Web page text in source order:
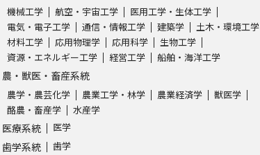
機械工学 航空・宇宙工学
医用工学・生体工学
電気・電子工学
通信・情報工学 建築学
土木・環境工学
材料工学
応用物理学 応用科学
生物工学
資源・エネルギー工学
経営工学 船舶・海洋工学
農・獣医・畜産系統
農学・農芸化学 農業工学・林学 農業経済学
獣医学
酪農・畜産学
水産学
医療系統 医学
歯学系統 歯学